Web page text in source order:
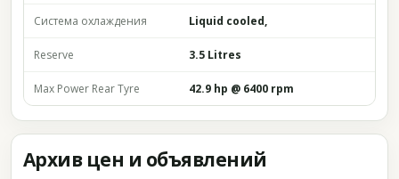
Система охлаждения Liquid cooled,
Reserve 3.5 Litres
Max Power Rear Tyre 42.9 hp @ 6400 rpm
Архив цен и объявлений